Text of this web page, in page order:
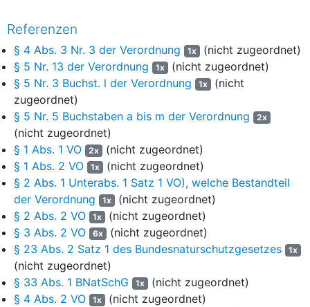
Buchstaben a bis m der Verordnung
Sonderkulturen, sowie sonstige Lebensräume wie
z.B. Gewässer, Baumgruppen, Hecken, Gebüsche und
Feldgehölze, Schlagfluren, Gras-, Stauden- und
Ruderalfluren" stehenden Schraffuren gekennzeichnet
worden sind, in das Naturschutzgebiet einbezogen worden
sind.
Im Übrigen wird der Antrag abgelehnt.
Die Kosten des Verfahrens tragen die Antragsteller zu vier
Fünfteln und der Antragsgegner zu einem Fünftel.
Das Urteil ist hinsichtlich der Kostenentscheidung vorläufig
vollstreckbar. Der jeweilige Vollstreckungsschuldner kann die
Vollstreckung durch Sicherheitsleistung in Höhe von 110 % des
auf Grund des Urteils vollstreckbaren Betrages abwenden, wenn
nicht der jeweilige Vollstreckungsgläubiger vor der Vollstreckung
Sicherheit in Höhe von 110 % des jeweils zu vollstreckenden
Referenzen
§ 4 Abs. 3 Nr. 3 der Verordnung 1x (nicht zugeordnet)
§ 5 Nr. 13 der Verordnung
1x (nicht zugeordnet)
§ 5 Nr. 3 Buchst. l der Verordnung
1x (nicht
zugeordnet)
§ 5 Nr. 5 Buchstaben a bis m der Verordnung
2x
(nicht zugeordnet)
§ 1 Abs. 1 VO
2x (nicht zugeordnet)
§ 1 Abs. 2 VO
1x (nicht zugeordnet)
§ 2 Abs. 1 Unterabs. 1 Satz 1 VO), welche Bestandteil
der Verordnung
1x (nicht zugeordnet)
§ 2 Abs. 2 VO
1x (nicht zugeordnet)
§ 3 Abs. 2 VO
6x (nicht zugeordnet)
§ 23 Abs. 2 Satz 1 des Bundesnaturschutzgesetzes
1x
(nicht zugeordnet)
§ 33 Abs. 1 BNatSchG
1x (nicht zugeordnet)
§ 4 Abs. 2 VO
1x (nicht zugeordnet)